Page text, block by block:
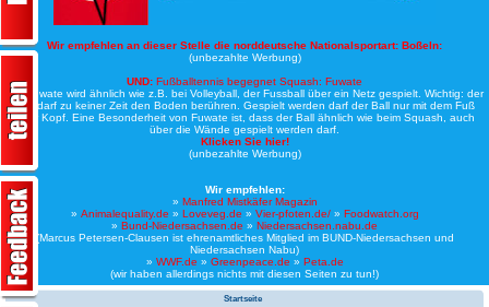
Wir empfehlen an dieser Stelle die norddeutsche Nationalsportart: Boßeln:
(unbezahlte Werbung)
UND: Fußballtennis begegnet Squash: Fuwate
Bei Fuwate wird ähnlich wie z.B. bei Volleyball, der Fussball über ein Netz gespielt. Wichtig: der
Ball darf zu keiner Zeit den Boden berühren. Gespielt werden darf der Ball nur mit dem Fuß
oder Kopf. Eine Besonderheit von Fuwate ist, dass der Ball ähnlich wie beim Squash, auch
über die Wände gespielt werden darf.
Klicken Sie hier!
(unbezahlte Werbung)
Wir empfehlen:
» Manfred Mistkäfer Magazin
» Animalequality.de » Loveveg.de » Vier-pfoten.de/» Foodwatch.org
» Bund-Niedersachsen.de » Niedersachsen.nabu.de
(Marcus Petersen-Clausen ist ehrenamtliches Mitglied im BUND-Niedersachsen und
Niedersachsen Nabu)
» WWF.de » Greenpeace.de » Peta.de
(wir haben allerdings nichts mit diesen Seiten zu tun!)
Startseite